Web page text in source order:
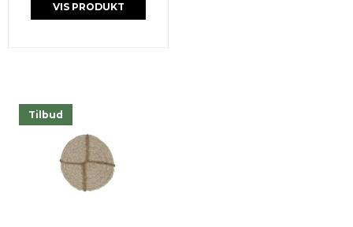
VIS PRODUKT
Tilbud